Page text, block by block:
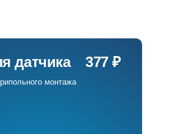
датчика 377 ₽
монтажа